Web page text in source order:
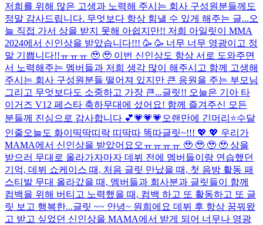
저희를 위해 많은 고생과 노력해 주시는 회사 구성원분들께도
정말 감사드립니다. 무엇보다 항상 힘낼 수 있게 해주는 글...오
늘 직접 가서 상을 받지 못해 아쉽지만!! 저희 아일릿이 MMA
2024에서 신인상을 받았습니다!!! 🥳 🥳 너무 너무 영광이고 정
말 기쁩니다!!ㅠㅠㅠ 🥹 🥹 이번 신인상도 항상 서로 도와주면
서 노력해주는 멤버들과 저희 생각 많이 해주시고 함께 고생해
주시는 회사 구성원분들 떨어져 있지만 큰 응원을 주는 부모님
그리고 무엇보다도 소중하고 가장 큰...글릿!! 오늘은 기아 타
이거즈 V12 페스타 축하무대에 섰어요! 함께 즐겨주신 모든
분들께 진심으로 감사합니다 💕💗💗💗 오랜만에 긴머리⭐수달
인줄오늘도 화이띡딱띠락 띠딱따 똑따글릿~!!! 💖 💖 우리가
MAMA에서 신인상을 받았어요오ㅠㅠㅠㅠ 🥹 🥹 🥹 🥹 상을
받으러 무대로 올라가자마자 데뷔 전에 멤버들이랑 연습했던
기억, 데뷔 쇼케이스 때, 처음 글릿 만났을 때, 첫 음방 활동 패
스티발 무대 올라갔을 때, 멤버들과 회사분과 글릿들이 함께
컴백을 위해 버티고 노력했을 때, 컴백 하고 또 활동하고 또 글
릿 보고 행복한...글릿 ~~ 안녕~ 원희에요 데뷔 후 항상 꿈꿔왔
고 받고 싶었던 신인상을 MAMA에서 받게 되어 너무나 영광